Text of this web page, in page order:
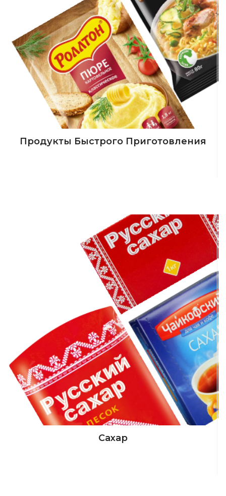
Продукты Быстрого Приготовления
Сахар